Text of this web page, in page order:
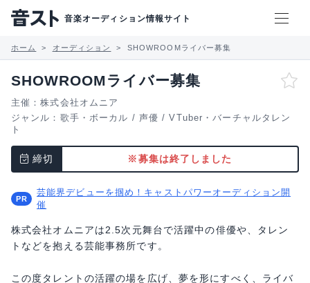
音楽オーディション情報サイト
ホーム オーディション SHOWROOMライバー募集
SHOWROOMライバー募集
主催：株式会社オムニア
ジャンル： 歌手・ボーカル / 声優 /VTuber・バーチャルタレン
ト
締切 ※募集は終了しました
芸能界デビューを掴め！キャストパワーオーディション開
催
株式会社オムニアは2.5次元舞台で活躍中の俳優や、タレン
トなどを抱える芸能事務所です。
この度タレントの活躍の場を広げ、夢を形にすべく、ライバ